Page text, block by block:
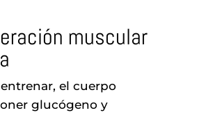
muscular
el cuerpo
glucógeno y